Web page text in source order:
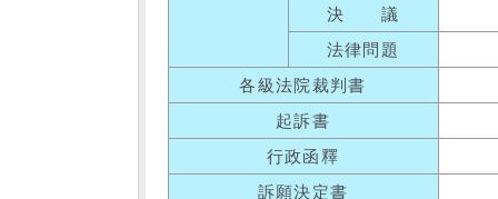
決 議
法律問題
各級法院裁判書
起訴書
行政函釋
訴願決定書